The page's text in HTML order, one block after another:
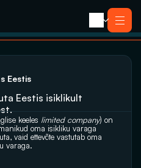
Eestis
Eestis isiklikult
keeles limited company
oma isikliku varaga
vaid ettevõte vastutab oma
varaga.